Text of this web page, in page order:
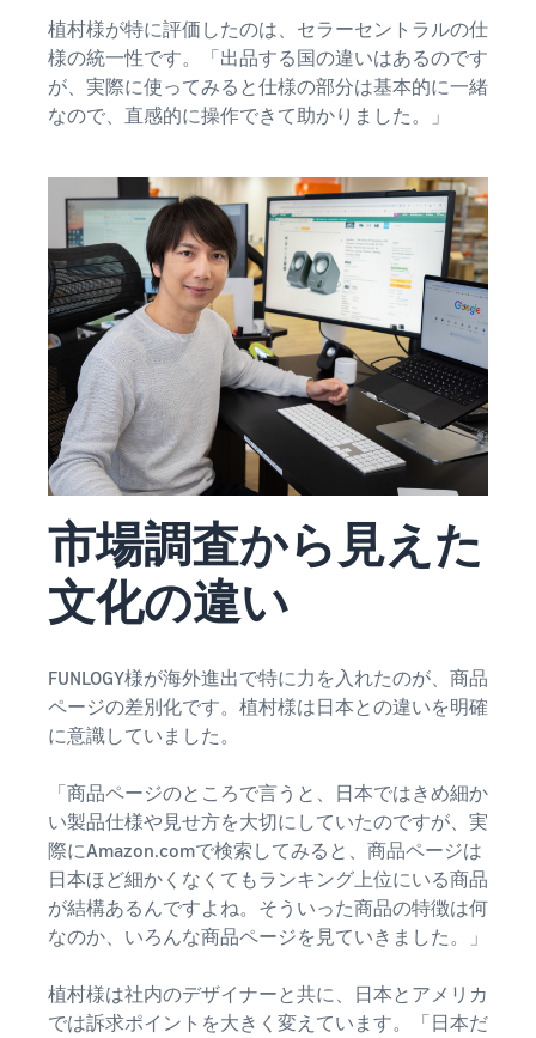
新規
出品
け特
典
スター
トダッ
シュ成
功パッ
クをお
得に始
めるた
めに、
特典を
活用し
ましょ
ランド
売上の
最大
787.5万
ます。
まざま
な配送
方法の
コスト
できま
す。
その他プログラムを
見る
フルフィル
メント by
Amazon(FBA)
商品を預けるだけ
で、Amazonが注文
受付から梱包・配
送・返品対応まで
行い、手間を減ら
して効率的に販売
ービスです。
コンサルティングサ
ービス
専任コンサルタントがビジ
ネス拡大をサポート
を見る
Amazonブ
ランド登
録（Brand
Registry）
Amazon Brand
Registryにブラ
ンドを登録する
と、さまざまな
ブランド構築ツ
ールと保護の特
典を利用できま
ネット販売について
ネット販売の基本ステップ
を紹介
ネットショップ開業
ネットショップを構築のヒ
ントとコツを紹介
マーケットプレイス
とは？
マーケットプレイスの概念
からAmazonマーケットプ
レイスの販売方法紹介
配送代行サービスと
は？
配送・返品・カスタマー対
応を外注する方法
ドロップシッピング
とは？
外部配送を活用した販売形
態の説明
在庫管理の最適化
在庫を効率よく管理する5
つのポイント
ブランド立ち上げ方
法は？
ブランドの立ち上げステッ
プと事例紹介
植村様が特に評価したのは、セラーセントラルの仕
様の統一性です。「出品する国の違いはあるのです
が、実際に使ってみると仕様の部分は基本的に一緒
なので、直感的に操作できて助かりました。」
市場調査から見えた
文化の違い
FUNLOGY様が海外進出で特に力を入れたのが、商品
ページの差別化です。植村様は日本との違いを明確
に意識していました。
「商品ページのところで言うと、日本ではきめ細か
い製品仕様や見せ方を大切にしていたのですが、実
際にAmazon.comで検索してみると、商品ページは
日本ほど細かくなくてもランキング上位にいる商品
が結構あるんですよね。そういった商品の特徴は何
なのか、いろんな商品ページを見ていきました。」
植村様は社内のデザイナーと共に、日本とアメリカ
では訴求ポイントを大きく変えています。「日本だ